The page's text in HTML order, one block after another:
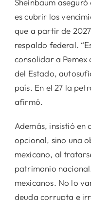
es cubrir los
que a partir de
respaldo federal.
consolidar a
del Estado,
país. En el 27 la
afirmó.
Además, insistió en
opcional, sino una
mexicano, al
patrimonio
mexicanos. No lo
deuda corrupta e